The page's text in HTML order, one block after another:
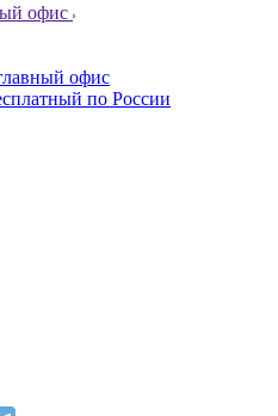
офис
офис
по России